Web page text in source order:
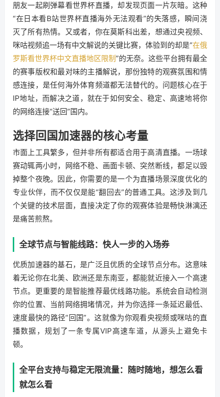
朋友一起刷弹幕看世界杯直播，却发现页面一片灰暗。这种
“在日本看B站世界杯直播海外无法观看”的失落感，瞬间浇
灭了所有热情。又或者，你在莫斯科出差，想通过央视频、
咪咕视频追一场有中文解说的关键比赛，体验到的却是“在俄
罗斯看世界杯中文直播地区限制”的无奈。这些平台拥有最全
的赛事版权和最对味的主播解说，那份独特的观赛氛围和情
感连接，是任何海外体育频道都无法替代的。问题核心在于
IP地址，而解决之道，就在于如何安全、稳定、高速地将你
的网络连接“送回”国内。
选择回国加速器的核心考量
市面上工具繁多，但并非所有都适合用于高清直播。一场球
赛动辄两小时，网络不稳、画面卡顿、突然断线，都足以毁
掉整个夜晚。因此，你需要的是一个为直播场景深度优化的
专业伙伴，而不仅仅是能“翻回去”的普通工具。这涉及到几
个关键的技术层面，直接决定了你的观赛体验是畅快淋漓还
是痛苦煎熬。
全球节点与智能线路：快人一步的入场券
优质加速器的基石，是广泛且优质的全球节点分布。这意味
着无论你在北美、欧洲还是东南亚，都能就近接入一个高速
节点。更重要的是智能推荐最优线路功能。系统会自动检测
你的位置、当前网络拥堵情况，并为你选择一条延迟最低、
速度最快的路径“回国”。这就像为你观看央视频或咪咕的直
播数据，规划了一条专属VIP高速车道，从源头上避免卡
顿。
全平台支持与稳定无限流量：随时随地，想怎么看
就怎么看